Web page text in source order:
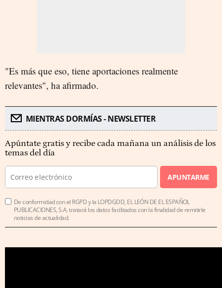
"Es más que eso, tiene aportaciones realmente
relevantes", ha afirmado.
MIENTRAS DORMÍAS - NEWSLETTER
Apúntate gratis y recibe cada mañana un análisis de los
temas del día
APUNTARME
De conformidad con el RGPD y la LOPDGDD, EL LEÓN DE EL ESPAÑOL
PUBLICACIONES, S.A. tratará los datos facilitados con la finalidad de remitirle
noticias de actualidad.